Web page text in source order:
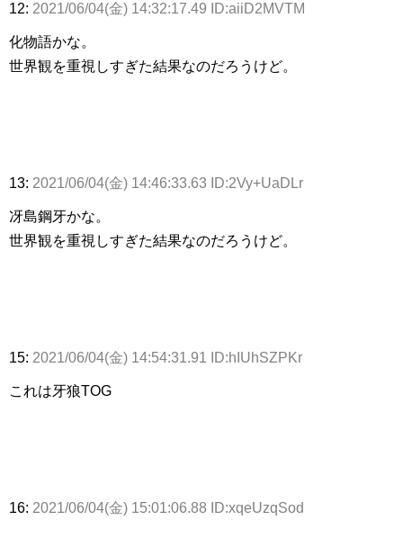
12: 2021/06/04(金) 14:32:17.49 ID:aiiD2MVTM
化物語かな。
世界観を重視しすぎた結果なのだろうけど。
13: 2021/06/04(金) 14:46:33.63 ID:2Vy+UaDLr
冴島鋼牙かな。
世界観を重視しすぎた結果なのだろうけど。
15: 2021/06/04(金) 14:54:31.91 ID:hIUhSZPKr
これは牙狼TOG
16: 2021/06/04(金) 15:01:06.88 ID:xqeUzqSod